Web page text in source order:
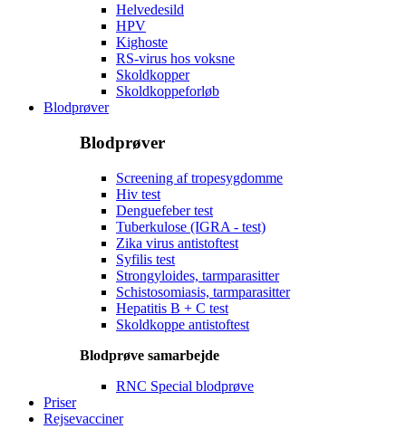
Helvedesild
HPV
Kighoste
RS-virus hos voksne
Skoldkopper
Skoldkoppeforløb
Blodprøver
Blodprøver
Screening af tropesygdomme
Hiv test
Denguefeber test
Tuberkulose (IGRA - test)
Zika virus antistoftest
Syfilis test
Strongyloides, tarmparasitter
Schistosomiasis, tarmparasitter
Hepatitis B + C test
Skoldkoppe antistoftest
Blodprøve samarbejde
RNC Special blodprøve
Priser
Rejsevacciner